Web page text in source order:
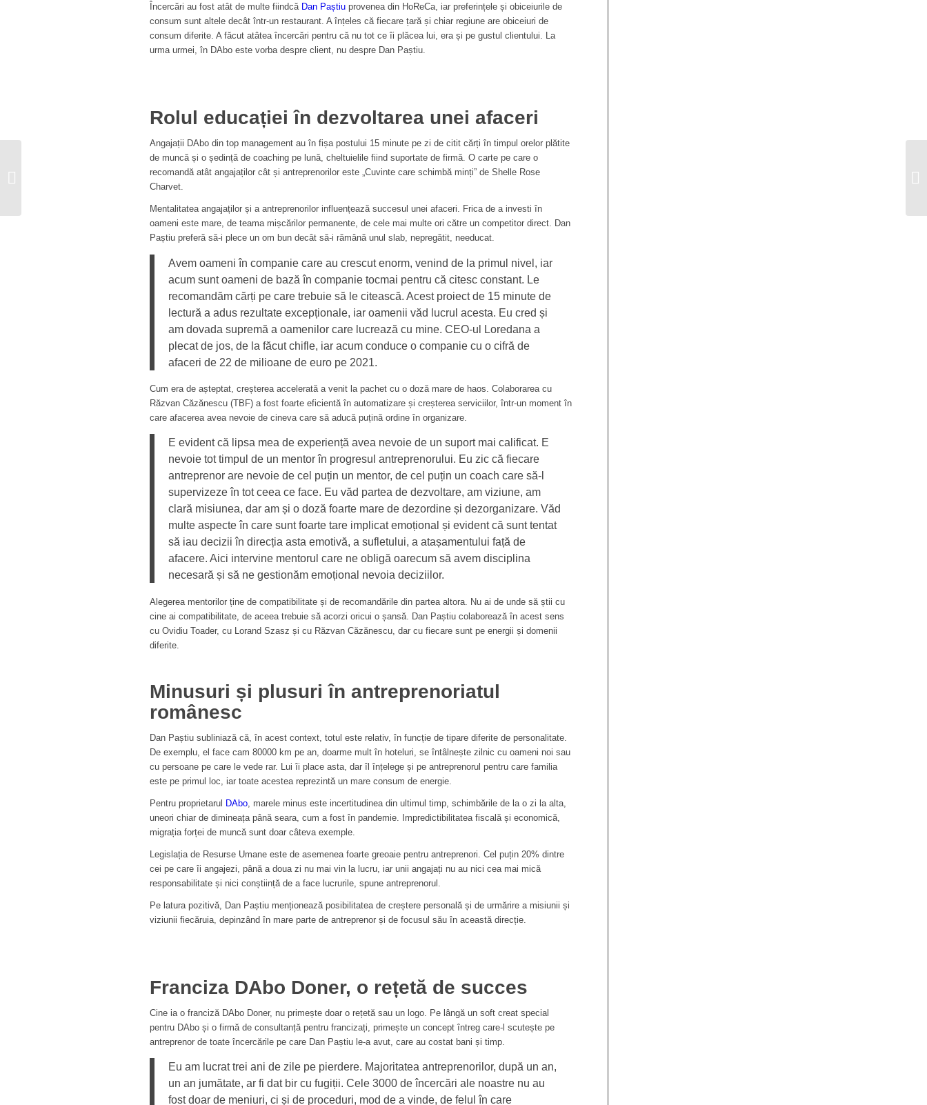
Încercări au fost atât de multe fiindcă Dan Paștiu provenea din HoReCa, iar preferințele și obiceiurile de
consum sunt altele decât într-un restaurant. A înțeles că fiecare țară și chiar regiune are obiceiuri de
consum diferite. A făcut atâtea încercări pentru că nu tot ce îi plăcea lui, era și pe gustul clientului. La
urma urmei, în DAbo este vorba despre client, nu despre Dan Paștiu.
Rolul educației în dezvoltarea unei afaceri
Angajații DAbo din top management au în fișa postului 15 minute pe zi de citit cărți în timpul orelor plătite
de muncă și o ședință de coaching pe lună, cheltuielile fiind suportate de firmă. O carte pe care o
recomandă atât angajaților cât și antreprenorilor este „Cuvinte care schimbă minți” de Shelle Rose
Charvet.
Mentalitatea angajaților și a antreprenorilor influențează succesul unei afaceri. Frica de a investi în
oameni este mare, de teama mișcărilor permanente, de cele mai multe ori către un competitor direct. Dan
Paștiu preferă să-i plece un om bun decât să-i rămână unul slab, nepregătit, needucat.
Avem oameni în companie care au crescut enorm, venind de la primul nivel, iar
acum sunt oameni de bază în companie tocmai pentru că citesc constant. Le
recomandăm cărți pe care trebuie să le citească. Acest proiect de 15 minute de
lectură a adus rezultate excepționale, iar oamenii văd lucrul acesta. Eu cred și
am dovada supremă a oamenilor care lucrează cu mine. CEO-ul Loredana a
plecat de jos, de la făcut chifle, iar acum conduce o companie cu o cifră de
afaceri de 22 de milioane de euro pe 2021.
Cum era de așteptat, creșterea accelerată a venit la pachet cu o doză mare de haos. Colaborarea cu
Răzvan Căzănescu (TBF) a fost foarte eficientă în automatizare și creșterea serviciilor, într-un moment în
care afacerea avea nevoie de cineva care să aducă puțină ordine în organizare.
E evident că lipsa mea de experiență avea nevoie de un suport mai calificat. E
nevoie tot timpul de un mentor în progresul antreprenorului. Eu zic că fiecare
antreprenor are nevoie de cel puțin un mentor, de cel puțin un coach care să-l
supervizeze în tot ceea ce face. Eu văd partea de dezvoltare, am viziune, am
clară misiunea, dar am și o doză foarte mare de dezordine și dezorganizare. Văd
multe aspecte în care sunt foarte tare implicat emoțional și evident că sunt tentat
să iau decizii în direcția asta emotivă, a sufletului, a atașamentului față de
afacere. Aici intervine mentorul care ne obligă oarecum să avem disciplina
necesară și să ne gestionăm emoțional nevoia deciziilor.
Alegerea mentorilor ține de compatibilitate și de recomandările din partea altora. Nu ai de unde să știi cu
cine ai compatibilitate, de aceea trebuie să acorzi oricui o șansă. Dan Paștiu colaborează în acest sens
cu Ovidiu Toader, cu Lorand Szasz și cu Răzvan Căzănescu, dar cu fiecare sunt pe energii și domenii
diferite.
Minusuri și plusuri în antreprenoriatul
românesc
Dan Paștiu subliniază că, în acest context, totul este relativ, în funcție de tipare diferite de personalitate.
De exemplu, el face cam 80000 km pe an, doarme mult în hoteluri, se întâlnește zilnic cu oameni noi sau
cu persoane pe care le vede rar. Lui îi place asta, dar îl înțelege și pe antreprenorul pentru care familia
este pe primul loc, iar toate acestea reprezintă un mare consum de energie.
Pentru proprietarul DAbo , marele minus este incertitudinea din ultimul timp, schimbările de la o zi la alta,
uneori chiar de dimineața până seara, cum a fost în pandemie. Impredictibilitatea fiscală și economică,
migrația forței de muncă sunt doar câteva exemple.
Legislația de Resurse Umane este de asemenea foarte greoaie pentru antreprenori. Cel puțin 20% dintre
cei pe care îi angajezi, până a doua zi nu mai vin la lucru, iar unii angajați nu au nici cea mai mică
responsabilitate și nici conștiință de a face lucrurile, spune antreprenorul.
Pe latura pozitivă, Dan Paștiu menționează posibilitatea de creștere personală și de urmărire a misiunii și
viziunii fiecăruia, depinzând în mare parte de antreprenor și de focusul său în această direcție.
Franciza DAbo Doner, o rețetă de succes
Cine ia o franciză DAbo Doner, nu primește doar o rețetă sau un logo. Pe lângă un soft creat special
pentru DAbo și o firmă de consultanță pentru francizați, primește un concept întreg care-l scutește pe
antreprenor de toate încercările pe care Dan Paștiu le-a avut, care au costat bani și timp.
Eu am lucrat trei ani de zile pe pierdere. Majoritatea antreprenorilor, după un an,
un an jumătate, ar fi dat bir cu fugiții. Cele 3000 de încercări ale noastre nu au
fost doar de meniuri, ci și de proceduri, mod de a vinde, de felul în care